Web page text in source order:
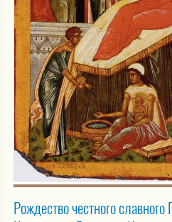
Рождество честного